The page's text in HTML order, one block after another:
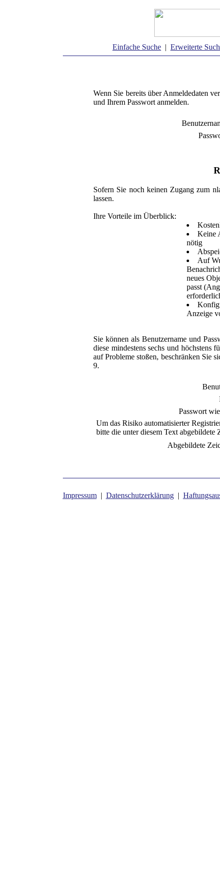
Einfache Suche | Erweiterte
Wenn Sie bereits über Anmeldedaten
und Ihrem Passwort anmelden.
Sofern Sie noch keinen Zugang zum
lassen.
Ihre Vorteile im Überblick:
Keine
nötig
Auf
neues
passt
Anzeige
Sie können als Benutzername und
diese mindestens sechs und
auf Probleme stoßen, beschränken Sie
9.
Passwort
Um das Risiko automatisierter
bitte die unter diesem Text abgebildete
Abgebildete
Impressum| Datenschutzerklärung|